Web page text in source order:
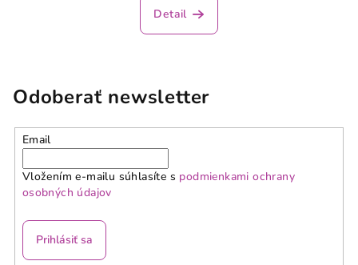
Detail
Odoberať newsletter
Email
Vložením e-mailu súhlasíte s podmienkami ochrany
osobných údajov
Prihlásiť sa